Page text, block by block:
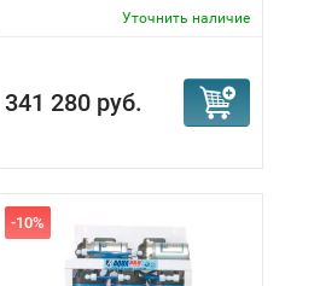
Уточнить наличие
341 280 руб.
-10%